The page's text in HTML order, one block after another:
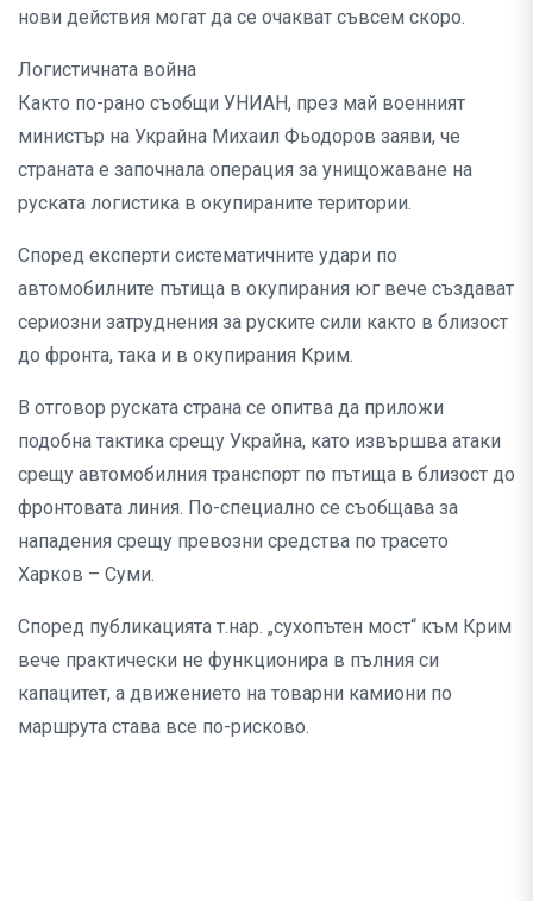
нови действия могат да се очакват съвсем скоро.
Логистичната война
Както по-рано съобщи УНИАН, през май военният
министър на Украйна Михаил Фьодоров заяви, че
страната е започнала операция за унищожаване на
руската логистика в окупираните територии.
Според експерти систематичните удари по
автомобилните пътища в окупирания юг вече създават
сериозни затруднения за руските сили както в близост
до фронта, така и в окупирания Крим.
В отговор руската страна се опитва да приложи
подобна тактика срещу Украйна, като извършва атаки
срещу автомобилния транспорт по пътища в близост до
фронтовата линия. По-специално се съобщава за
нападения срещу превозни средства по трасето
Харков – Суми.
Според публикацията т.нар. „сухопътен мост“ към Крим
вече практически не функционира в пълния си
капацитет, а движението на товарни камиони по
маршрута става все по-рисково.